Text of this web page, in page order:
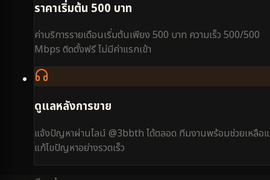
ราคาเริ่มต้น 500 บาท
ค่าบริการรายเดือนเริ่มต้นเพียง 500 บาท ความเร็ว 500/500
Mbps ติดตั้งฟรี ไม่มีค่าแรกเข้า
ดูแลหลังการขาย
แจ้งปัญหาผ่านไลน์ @3bbth ได้ตลอด ทีมงานพร้อมช่วยเหลือแ
แก้ไขปัญหาอย่างรวดเร็ว